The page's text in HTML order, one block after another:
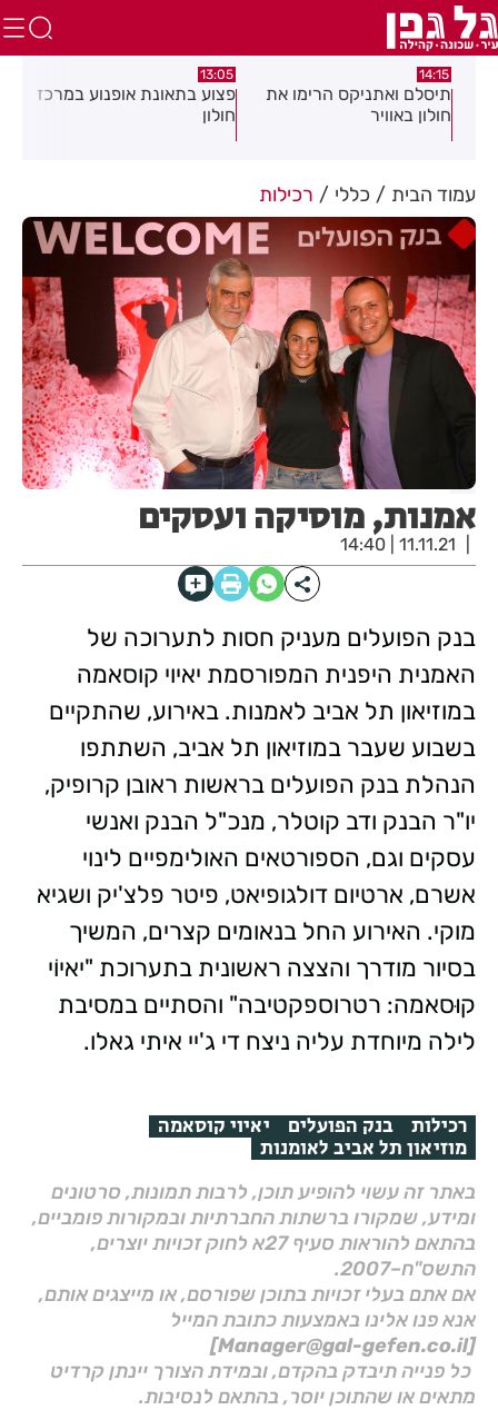
14:15
תיסלם ואתניקס הרימו את
חולון באוויר
13:05
פצוע בתאונת אופנוע במרכז
חולון
עמוד הבית כללי רכילות
אמנות, מוסיקה ועסקים
11.11.21 | 14:40
בנק הפועלים מעניק חסות לתערוכה של
האמנית היפנית המפורסמת יאיוי קוסאמה
במוזיאון תל אביב לאמנות. באירוע, שהתקיים
בשבוע שעבר במוזיאון תל אביב, השתתפו
הנהלת בנק הפועלים בראשות ראובן קרופיק,
יו"ר הבנק ודב קוטלר, מנכ"ל הבנק ואנשי
עסקים וגם, הספורטאים האולימפיים לינוי
אשרם, ארטיום דולגופיאט, פיטר פלצ'יק ושגיא
מוקי. האירוע החל בנאומים קצרים, המשיך
בסיור מודרך והצצה ראשונית בתערוכת "יאיוֹי
קוּסאמה: רטרוספקטיבה" והסתיים במסיבת
לילה מיוחדת עליה ניצח די ג'יי איתי גאלו.
רכילות בנק הפועלים יאיוי קוסאמה
מוזיאון תל אביב לאומנות
באתר זה עשוי להופיע תוכן, לרבות תמונות, סרטונים
ומידע, שמקורו ברשתות החברתיות ובמקורות פומביים,
בהתאם להוראות סעיף 27א לחוק זכויות יוצרים,
התשס"ח–2007.
אם אתם בעלי זכויות בתוכן שפורסם, או מייצגים אותם,
אנא פנו אלינו באמצעות כתובת המייל
[Manager@gal-gefen.co.il]
כל פנייה תיבדק בהקדם, ובמידת הצורך יינתן קרדיט
מתאים או שהתוכן יוסר, בהתאם לנסיבות.